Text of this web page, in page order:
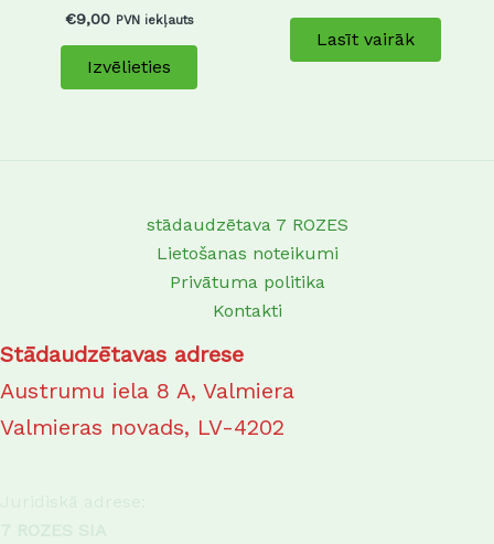
€9,00 PVN iekļauts
Izvēlieties
on
Lasīt vairāk
stādaudzētava 7 ROZES
Lietošanas noteikumi
Privātuma politika
Kontakti
Stādaudzētavas adrese
Austrumu iela 8 A, Valmiera
Valmieras novads, LV-4202